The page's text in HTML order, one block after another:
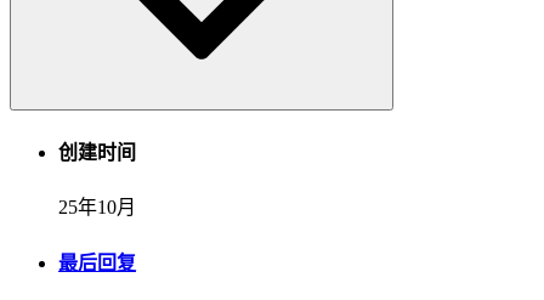
创建时间
25年10月
最后回复